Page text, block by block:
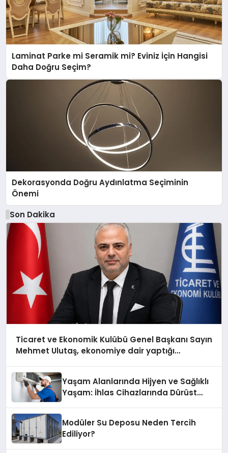
Laminat Parke mi Seramik mi? Eviniz İçin Hangisi
Daha Doğru Seçim?
Dekorasyonda Doğru Aydınlatma Seçiminin
Önemi
Son Dakika
Ticaret ve Ekonomik Kulübü Genel Başkanı Sayın
Mehmet Ulutaş, ekonomiye dair yaptığı
Yaşam Alanlarında Hijyen ve Sağlıklı
Yaşam: İhlas Cihazlarında Dürüst
Modüler Su Deposu Neden Tercih
Ediliyor?